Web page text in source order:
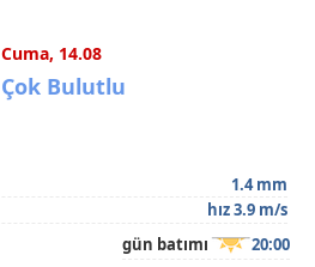
Cuma, 14.08
Çok Bulutlu
1.4 mm
hız 3.9 m/s
gün batımı 20:00